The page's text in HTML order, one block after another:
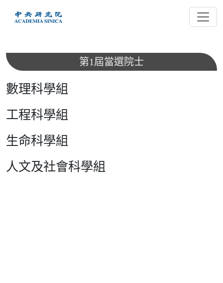
內
第1屆當選院士
數理科學組
工程科學組
生命科學組
人文及社會科學組